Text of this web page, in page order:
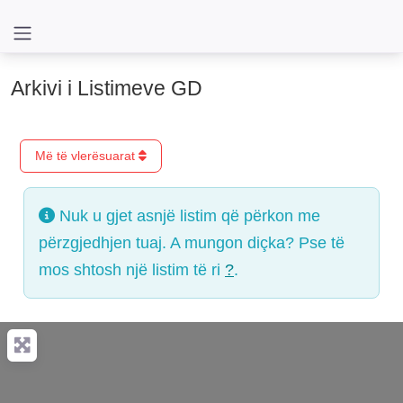
Arkivi i Listimeve GD
Më të vlerësuarat
Nuk u gjet asnjë listim që përkon me
përzgjedhjen tuaj. A mungon diçka? Pse të
mos shtosh një listim të ri ?.